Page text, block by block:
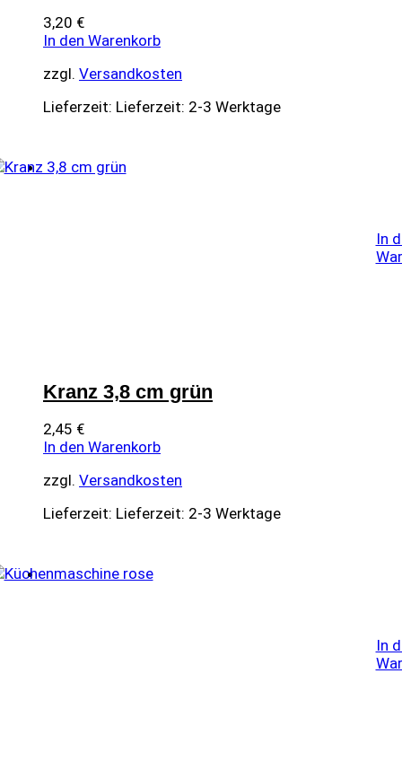
3,20 €
In den Warenkorb
zzgl. Versandkosten
Lieferzeit: Lieferzeit: 2-3 Werktage
In
Kranz 3,8 cm grün
2,45 €
In den Warenkorb
zzgl. Versandkosten
Lieferzeit: Lieferzeit: 2-3 Werktage
In